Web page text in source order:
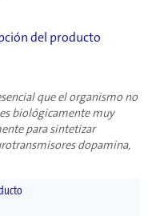
del producto
que el organismo no
biológicamente muy
para sintetizar
dopamina,